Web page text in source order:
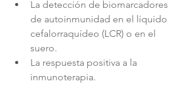
La detección de biomarcadores
de autoinmunidad en el líquido
cefalorraquídeo (LCR) o en el
suero.
La respuesta positiva a la
inmunoterapia.